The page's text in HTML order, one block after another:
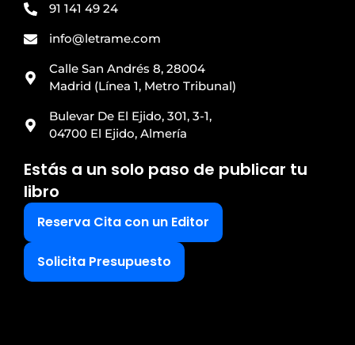
91 141 49 24
info@letrame.com
Calle San Andrés 8, 28004
Madrid (Línea 1, Metro Tribunal)
Bulevar De El Ejido, 301, 3-1,
04700 El Ejido, Almería
Estás a un solo paso de publicar tu
libro
Reserva Cita con un Editor
Solicita Presupuesto